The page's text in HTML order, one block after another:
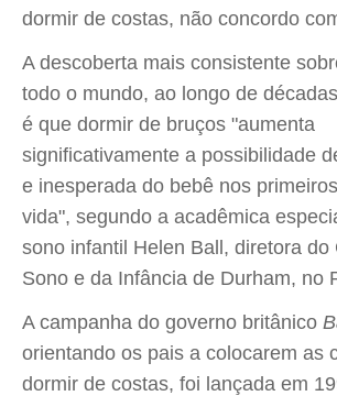
dormir de costas, não concordo
A descoberta mais consistente
todo o mundo, ao longo de
é que dormir de bruços "aumenta
significativamente a possibilidade
e inesperada do bebê nos
vida", segundo a acadêmica
sono infantil Helen Ball, diretora do
Sono e da Infância de Durham, no
A campanha do governo britânico
orientando os pais a colocarem as
dormir de costas, foi lançada em